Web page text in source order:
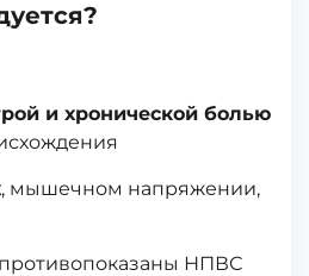
и хронической болью
, мышечном напряжении,
противопоказаны НПВС